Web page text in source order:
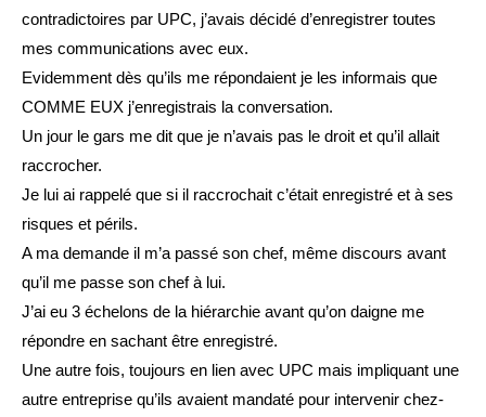
contradictoires par UPC, j’avais décidé d’enregistrer toutes
mes communications avec eux.
Evidemment dès qu’ils me répondaient je les informais que
COMME EUX j’enregistrais la conversation.
Un jour le gars me dit que je n’avais pas le droit et qu’il allait
raccrocher.
Je lui ai rappelé que si il raccrochait c’était enregistré et à ses
risques et périls.
A ma demande il m’a passé son chef, même discours avant
qu’il me passe son chef à lui.
J’ai eu 3 échelons de la hiérarchie avant qu’on daigne me
répondre en sachant être enregistré.
Une autre fois, toujours en lien avec UPC mais impliquant une
autre entreprise qu’ils avaient mandaté pour intervenir chez-